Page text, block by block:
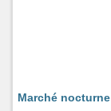
Marché nocturne